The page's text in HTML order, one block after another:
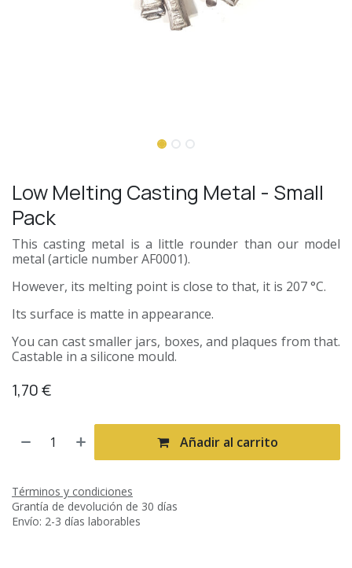
Low Melting Casting Metal - Small
Pack
This casting metal is a little rounder than our model
metal (article number AF0001).
However, its melting point is close to that, it is 207 °C.
Its surface is matte in appearance.
You can cast smaller jars, boxes, and plaques from that.
Castable in a silicone mould.
1,70€
Añadir al carrito
Términos y condiciones
Grantía de devolución de 30 días
Envío: 2-3 días laborables